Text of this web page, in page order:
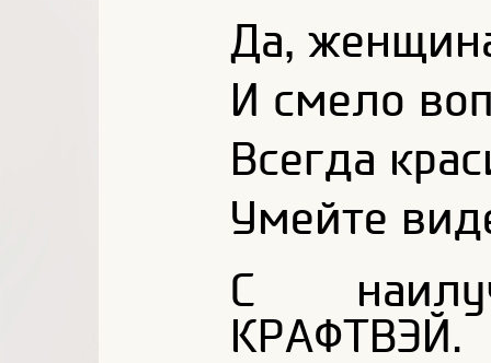
Да,
И смело
Всегда
Умейте
С
КРАФТВЭЙ.